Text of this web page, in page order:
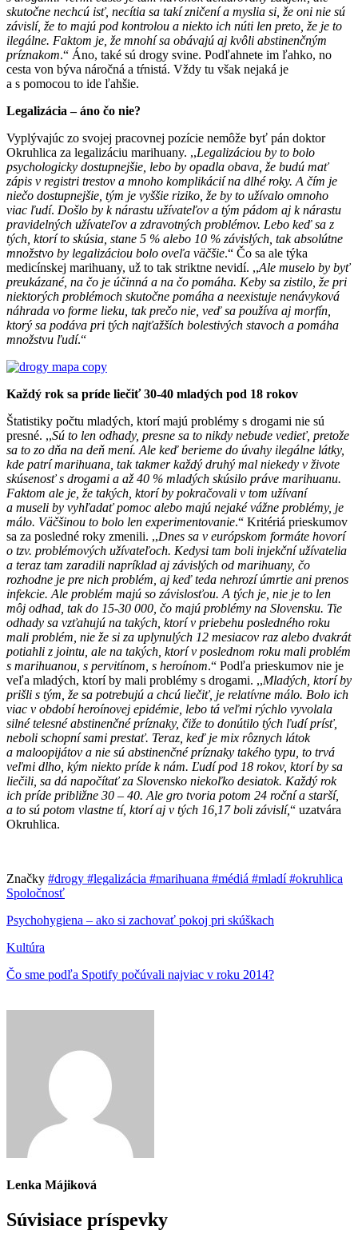
skutočne nechcú isť, necítia sa takí zničení a myslia si, že oni nie sú
závislí, že to majú pod kontrolou a niekto ich núti len preto, že je to
ilegálne. Faktom je, že mnohí sa obávajú aj kvôli abstinenčným
príznakom.“ Áno, také sú drogy svine. Podľahnete im ľahko, no
cesta von býva náročná a tŕnistá. Vždy tu však nejaká je
a s pomocou to ide ľahšie.
Legalizácia – áno čo nie?
Vyplývajúc zo svojej pracovnej pozície nemôže byť pán doktor
Okruhlica za legalizáciu marihuany. ,,Legalizáciou by to bolo
psychologicky dostupnejšie, lebo by opadla obava, že budú mať
zápis v registri trestov a mnoho komplikácií na dlhé roky. A čím je
niečo dostupnejšie, tým je vyššie riziko, že by to užívalo omnoho
viac ľudí. Došlo by k nárastu užívateľov a tým pádom aj k nárastu
pravidelných užívateľov a zdravotných problémov. Lebo keď sa z
tých, ktorí to skúsia, stane 5 % alebo 10 % závislých, tak absolútne
množstvo by legalizáciou bolo oveľa väčšie.“ Čo sa ale týka
medicínskej marihuany, už to tak striktne nevidí. ,,Ale muselo by byť
preukázané, na čo je účinná a na čo pomáha. Keby sa zistilo, že pri
niektorých problémoch skutočne pomáha a neexistuje nenávyková
náhrada vo forme lieku, tak prečo nie, veď sa používa aj morfín,
ktorý sa podáva pri tých najťažších bolestivých stavoch a pomáha
množstvu ľudí.“
Každý rok sa príde liečiť 30-40 mladých pod 18 rokov
Štatistiky počtu mladých, ktorí majú problémy s drogami nie sú
presné. ,,Sú to len odhady, presne sa to nikdy nebude vedieť, pretože
sa to zo dňa na deň mení. Ale keď berieme do úvahy ilegálne látky,
kde patrí marihuana, tak takmer každý druhý mal niekedy v živote
skúsenosť s drogami a až 40 % mladých skúsilo práve marihuanu.
Faktom ale je, že takých, ktorí by pokračovali v tom užívaní
a museli by vyhľadať pomoc alebo majú nejaké vážne problémy, je
málo. Väčšinou to bolo len experimentovanie.“ Kritériá prieskumov
sa za posledné roky zmenili. ,,Dnes sa v európskom formáte hovorí
o tzv. problémových užívateľoch. Kedysi tam boli injekční užívatelia
a teraz tam zaradili napríklad aj závislých od marihuany, čo
rozhodne je pre nich problém, aj keď teda nehrozí úmrtie ani prenos
infekcie. Ale problém majú so závislosťou. A tých je, nie je to len
môj odhad, tak do 15-30 000, čo majú problémy na Slovensku. Tie
odhady sa vzťahujú na takých, ktorí v priebehu posledného roku
mali problém, nie že si za uplynulých 12 mesiacov raz alebo dvakrát
potiahli z jointu, ale na takých, ktorí v poslednom roku mali problém
s marihuanou, s pervitínom, s heroínom.“ Podľa prieskumov nie je
veľa mladých, ktorí by mali problémy s drogami. ,,Mladých, ktorí by
prišli s tým, že sa potrebujú a chcú liečiť, je relatívne málo. Bolo ich
viac v období heroínovej epidémie, lebo tá veľmi rýchlo vyvolala
silné telesné abstinenčné príznaky, čiže to donútilo tých ľudí prísť,
neboli schopní sami prestať. Teraz, keď je mix rôznych látok
a maloopijátov a nie sú abstinenčné príznaky takého typu, to trvá
veľmi dlho, kým niekto príde k nám. Ľudí pod 18 rokov, ktorí by sa
liečili, sa dá napočítať za Slovensko niekoľko desiatok. Každý rok
ich príde približne 30 – 40. Ale gro tvoria potom 24 roční a starší,
a to sú potom vlastne tí, ktorí aj v tých 16,17 boli závislí,“ uzatvára
Okruhlica.
Značky #drogy #legalizácia #marihuana #médiá #mladí#okruhlica
Spoločnosť
Psychohygiena – ako si zachovať pokoj pri skúškach
Kultúra
Čo sme podľa Spotify počúvali najviac v roku 2014?
Lenka Májiková
Súvisiace príspevky